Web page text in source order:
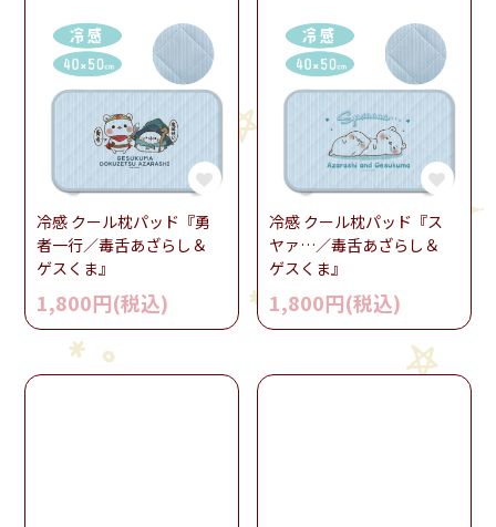
冷感 クール枕パッド『勇
者一行／毒舌あざらし＆
ゲスくま』
1,800円(税込)
冷感 クール枕パッド『ス
ヤァ…／毒舌あざらし＆
ゲスくま』
1,800円(税込)